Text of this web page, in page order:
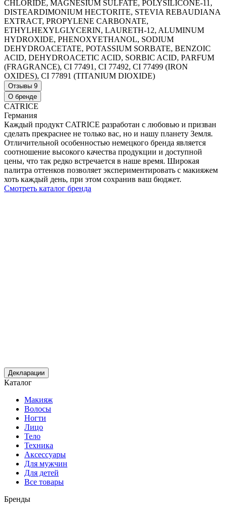
CHLORIDE, MAGNESIUM SULFATE, POLYSILICONE-11,
DISTEARDIMONIUM HECTORITE, STEVIA REBAUDIANA
EXTRACT, PROPYLENE CARBONATE,
ETHYLHEXYLGLYCERIN, LAURETH-12, ALUMINUM
HYDROXIDE, PHENOXYETHANOL, SODIUM
DEHYDROACETATE, POTASSIUM SORBATE, BENZOIC
ACID, DEHYDROACETIC ACID, SORBIC ACID, PARFUM
(FRAGRANCE), CI 77491, CI 77492, CI 77499 (IRON
OXIDES), CI 77891 (TITANIUM DIOXIDE)
Отзывы 9
О бренде
CATRICE
Германия
Каждый продукт CATRICE разработан с любовью и призван
сделать прекраснее не только вас, но и нашу планету Земля.
Отличительной особенностью немецкого бренда является
соотношение высокого качества продукции и доступной
цены, что так редко встречается в наше время. Широкая
палитра оттенков позволяет экспериментировать с макияжем
хоть каждый день, при этом сохранив ваш бюджет.
Смотреть каталог бренда
Декларации
Каталог
Макияж
Волосы
Ногти
Лицо
Тело
Техника
Аксессуары
Для мужчин
Для детей
Все товары
Бренды